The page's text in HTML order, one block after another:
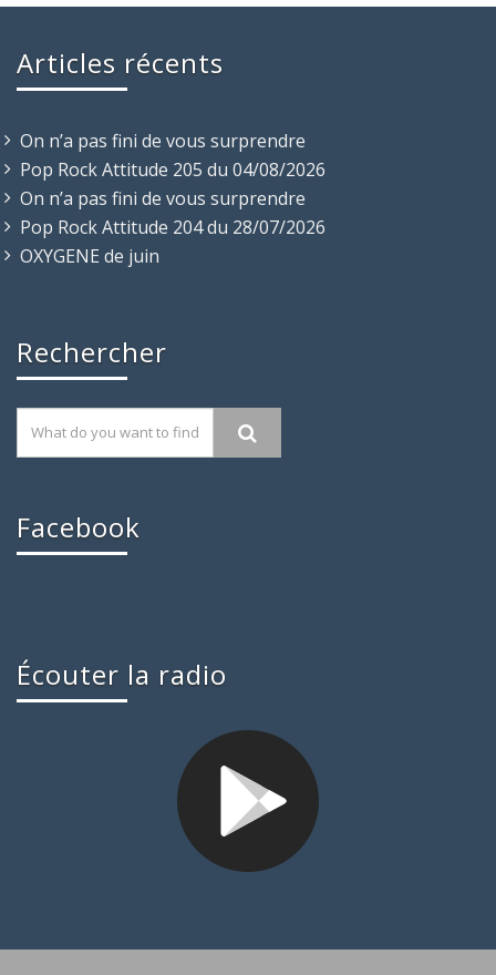
Articles récents
On n’a pas fini de vous surprendre
Pop Rock Attitude 205 du 04/08/2026
On n’a pas fini de vous surprendre
Pop Rock Attitude 204 du 28/07/2026
OXYGENE de juin
Rechercher
Facebook
Écouter la radio